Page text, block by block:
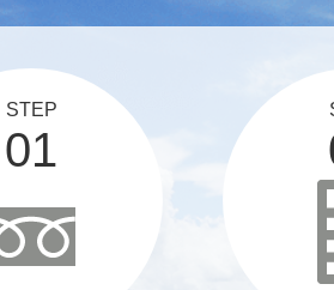
STEP
01